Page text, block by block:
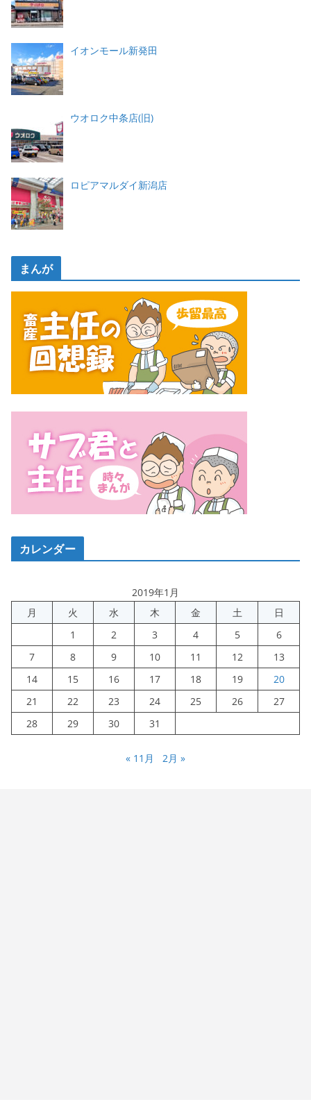
イオンモール新発田
ウオロク中条店(旧)
ロピアマルダイ新潟店
まんが
カレンダー
2019年1月
月
火 水 木 金 土
日
1
2 3 4 5
6
7
8 9 10 11 12
13
14
15 16 17 18 19
20
21
22 23 24 25 26
27
28
29 30 31
« 11月 2月 »